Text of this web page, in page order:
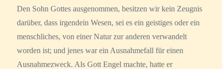
Den Sohn Gottes ausgenommen, besitzen wir kein Zeugnis
darüber, dass irgendein Wesen, sei es ein geistiges oder ein
menschliches, von einer Natur zur anderen verwandelt
worden ist; und jenes war ein Ausnahmefall für einen
Ausnahmezweck. Als Gott Engel machte, hatte er